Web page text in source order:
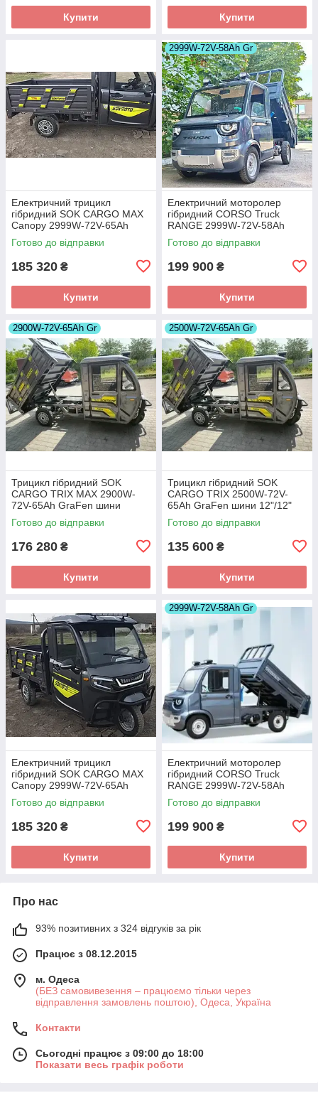
Купити Купити
Електричний трицикл
гібридний SOK CARGO MAX
Canopy 2999W-72V-65Ah
GraFen шини 12"/12"
Готово до відправки
185 320 ₴
Купити
2999W-72V-58Ah Gr
Електричний моторолер
гібридний CORSO Truck
RANGE 2999W-72V-58Ah
GraFen шини 12"/12"
Готово до відправки
199 900 ₴
Купити
2900W-72V-65Ah Gr
Трицикл гібридний SOK
CARGO TRIX MAX 2900W-
72V-65Ah GraFen шини
12"/12"
Готово до відправки
176 280 ₴
Купити
2500W-72V-65Ah Gr
Трицикл гібридний SOK
CARGO TRIX 2500W-72V-
65Ah GraFen шини 12"/12"
Готово до відправки
135 600 ₴
Купити
Електричний трицикл
гібридний SOK CARGO MAX
Canopy 2999W-72V-65Ah
GraFen шини 12"/12"
Готово до відправки
185 320 ₴
Купити
2999W-72V-58Ah Gr
Електричний моторолер
гібридний CORSO Truck
RANGE 2999W-72V-58Ah
GraFen шини 12"/12"
Готово до відправки
199 900 ₴
Купити
Про нас
93% позитивних з 324 відгуків за рік
Працює з 08.12.2015
м. Одеса
(БЕЗ самовивезення – працюємо тільки через
відправлення замовлень поштою), Одеса, Україна
Контакти
Сьогодні працює з 09:00 до 18:00
Показати весь графік роботи